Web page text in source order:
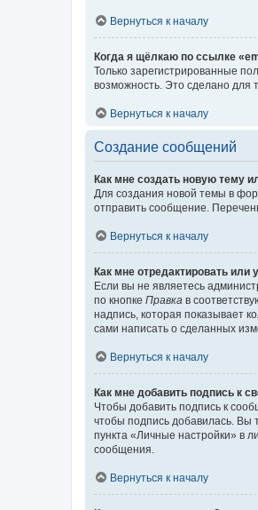
Вернуться к началу
Когда я щёлкаю по ссылке
Только зарегистрированные
возможность. Это сделано для
Вернуться к началу
Создание сообщений
Как мне создать новую тему
Для создания новой темы в
отправить сообщение.
Вернуться к началу
Как мне отредактировать или
Если вы не являетесь
по кнопке Правка в
надпись, которая показывает
сами написать о сделанных
Вернуться к началу
Как мне добавить подпись к
Чтобы добавить подпись к
чтобы подпись добавилась. Вы
пункта «Личные настройки» в
сообщения.
Вернуться к началу